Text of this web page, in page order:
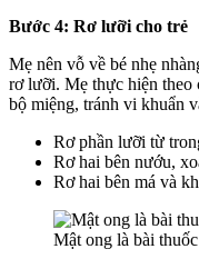
Bước 4: Rơ lưỡi cho trẻ
Mẹ nên vỗ về bé nhẹ
rơ lưỡi. Mẹ thực hiện theo
bộ miệng, tránh vi khuẩn
Rơ phần lưỡi từ
Rơ hai bên nướu,
Rơ hai bên má và
Mật ong là bài